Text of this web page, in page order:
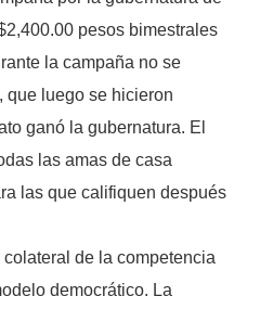
pesos bimestrales
la campaña no se
que luego se hicieron
ganó la gubernatura. El
las amas de casa
las que califiquen después
de la competencia
democrático. La